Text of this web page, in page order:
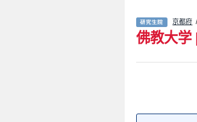
京都府
佛教大学